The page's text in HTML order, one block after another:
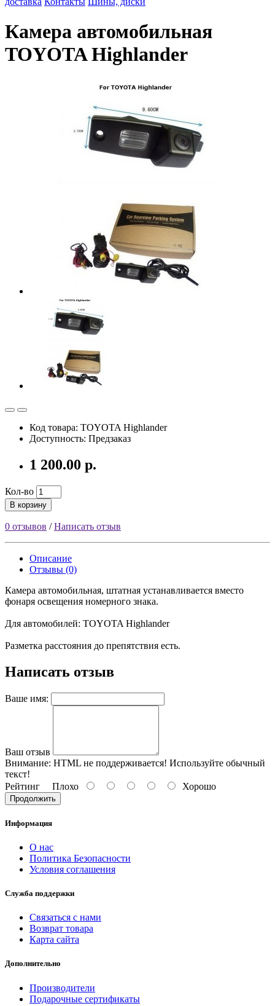
Камера автомобильная
TOYOTA Highlander
Код товара: TOYOTA Highlander
Доступность: Предзаказ
1 200.00 р.
Кол-во
В корзину
0 отзывов /Написать отзыв
Описание
Отзывы (0)
Камера автомобильная, штатная устанавливается вместо
фонаря освещения номерного знака.
Для автомобилей: TOYOTA Highlander
Разметка расстояния до препятствия есть.
Написать отзыв
Ваше имя:
Ваш отзыв
Внимание: HTML не поддерживается! Используйте обычный
текст!
Рейтинг Плохо Хорошо
Продолжить
Информация
О нас
Политика Безопасности
Условия соглашения
Служба поддержки
Связаться с нами
Возврат товара
Карта сайта
Дополнительно
Производители
Подарочные сертификаты